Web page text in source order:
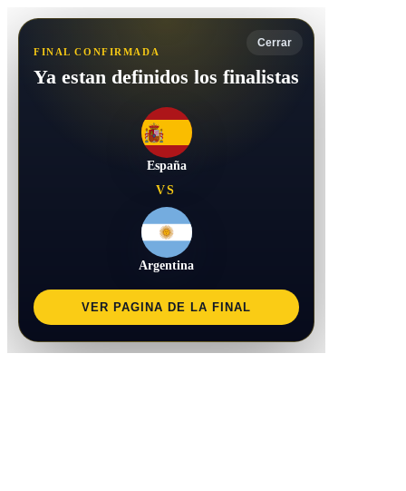
Cerrar
FINAL CONFIRMADA
Ya estan definidos los finalistas
España
VS
Argentina
VER PAGINA DE LA FINAL